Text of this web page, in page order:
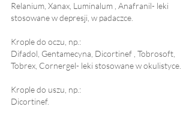
Relanium, Xanax, Luminalum , Anafranil- leki
stosowane w depresji, w padaczce.
Krople do oczu, np.:
Difadol, Gentamecyna, Dicortinef , Tobrosoft,
Tobrex, Cornergel- leki stosowane w okulistyce.
Krople do uszu, np.:
Dicortinef.